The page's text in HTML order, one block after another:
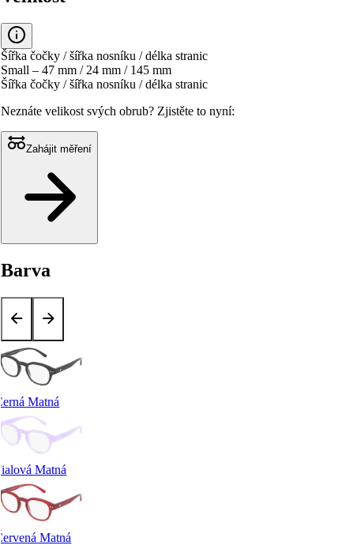
Šířka čočky / šířka nosníku / délka stranic
Small – 47 mm / 24 mm / 145 mm
Šířka čočky / šířka nosníku / délka stranic
Neznáte velikost svých obrub? Zjistěte to nyní:
Zahájit měření
Barva
Černá Matná
Fialová Matná
Červená Matná